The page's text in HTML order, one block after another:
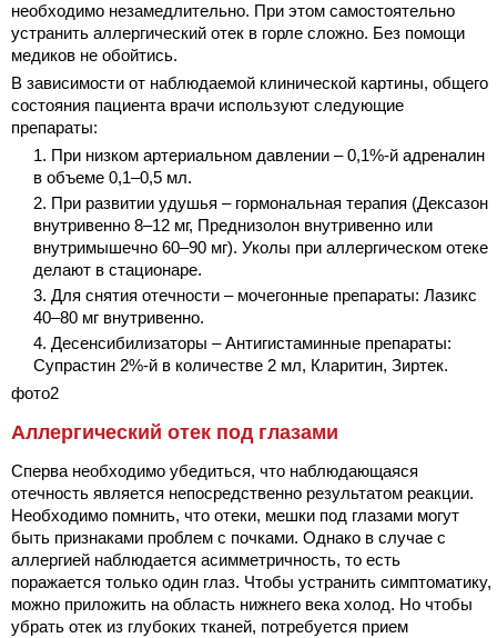
необходимо незамедлительно. При этом самостоятельно
устранить аллергический отек в горле сложно. Без помощи
медиков не обойтись.
В зависимости от наблюдаемой клинической картины, общего
состояния пациента врачи используют следующие
препараты:
При низком артериальном давлении – 0,1%-й адреналин
в объеме 0,1–0,5 мл.
При развитии удушья – гормональная терапия (Дексазон
внутривенно 8–12 мг, Преднизолон внутривенно или
внутримышечно 60–90 мг). Уколы при аллергическом отеке
делают в стационаре.
Для снятия отечности – мочегонные препараты: Лазикс
40–80 мг внутривенно.
Десенсибилизаторы – Антигистаминные препараты:
Супрастин 2%-й в количестве 2 мл, Кларитин, Зиртек.
фото2
Аллергический отек под глазами
Сперва необходимо убедиться, что наблюдающаяся
отечность является непосредственно результатом реакции.
Необходимо помнить, что отеки, мешки под глазами могут
быть признаками проблем с почками. Однако в случае с
аллергией наблюдается асимметричность, то есть
поражается только один глаз. Чтобы устранить симптоматику,
можно приложить на область нижнего века холод. Но чтобы
убрать отек из глубоких тканей, потребуется прием